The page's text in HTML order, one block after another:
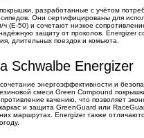
разработанные с учётом
Они сертифицированы для
(E-50) и сочетают низкое
защиту от проколов. Energizer
длительных поездок и комьюта.
Schwalbe Energizer
энергоэффективности и
смеси Green Compound
качению, что позволяет
и защита GreenGuard или
маршрутах. Energizer также